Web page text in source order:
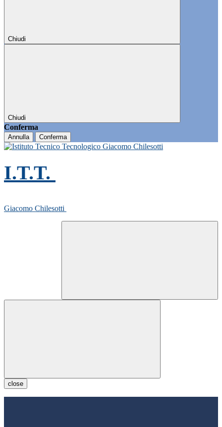
Chiudi
Chiudi
Conferma
Annulla Conferma
I.T.T.
Giacomo Chilesotti
close